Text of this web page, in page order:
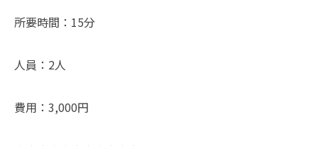
所要時間：15分
人員：2人
費用：3,000円